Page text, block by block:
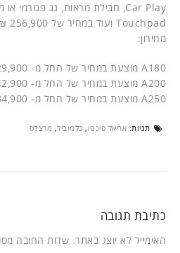
Touchpad ועוד במחיר של 256,900 ₪.
מחירון:
A180 מוצעת במחיר של החל מ- 229,900 שקלים.
A200 מוצעת במחיר של החל מ- 242,900 שקלים.
A250 מוצעת במחיר של החל מ- 334,900 שקלים.
תגיות: אריאל פינטו , כלמוביל, מרצדס
כתיבת תגובה
האימייל לא יוצג באתר. שדות החובה